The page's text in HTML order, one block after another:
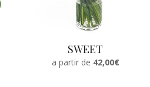
SWEET
a partir de 42,00€